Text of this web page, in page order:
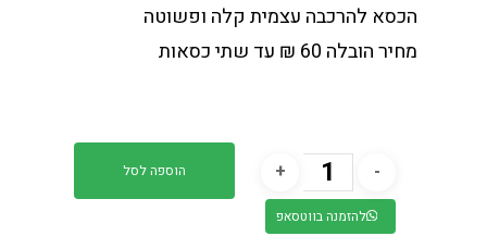
הכסא להרכבה עצמית קלה ופשוטה
מחיר הובלה 60 ₪ עד שתי כסאות
הוספה לסל
להזמנה בווטסאפ